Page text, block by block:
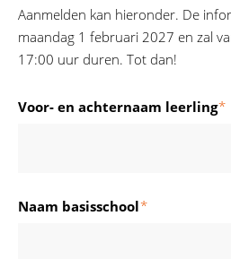
Aanmelden kan hieronder. De
maandag 1 februari 2027 en zal
17:00 uur duren. Tot dan!
Voor- en achternaam leerling*
Naam basisschool*